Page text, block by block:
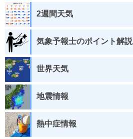
2週間天気
気象予報士のポイント解説
世界天気
地震情報
熱中症情報